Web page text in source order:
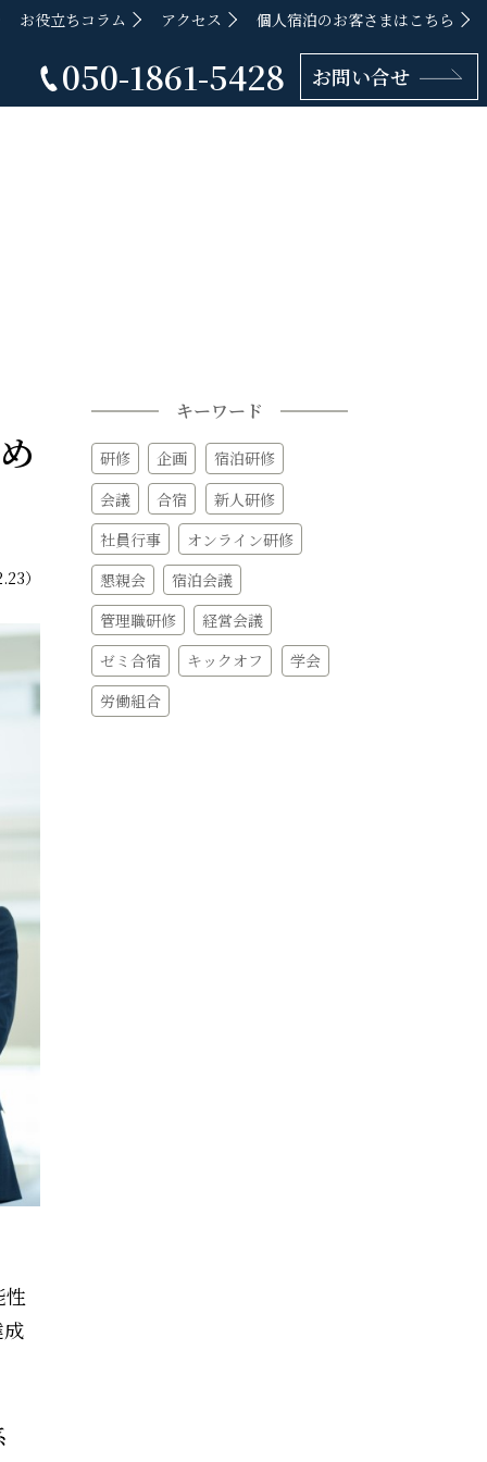
お役立ちコラム アクセス 個人宿泊のお客さまはこちら
050-1861-5428 お問い合せ
）
性
キーワード
研修 企画
宿泊研修
会議
合宿
新人研修
社員行事
オンライン研修
懇親会
宿泊会議
管理職研修
経営会議
ゼミ合宿
キックオフ
学会
労働組合